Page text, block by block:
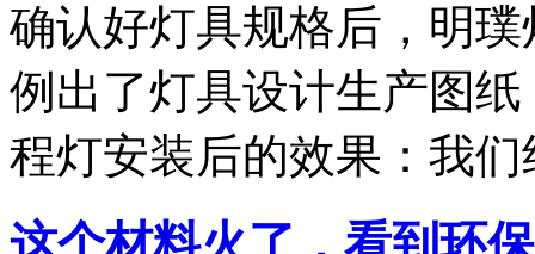
确认好灯具规格后，明
例出了灯具设计生产图
程灯安装后的效果：我们